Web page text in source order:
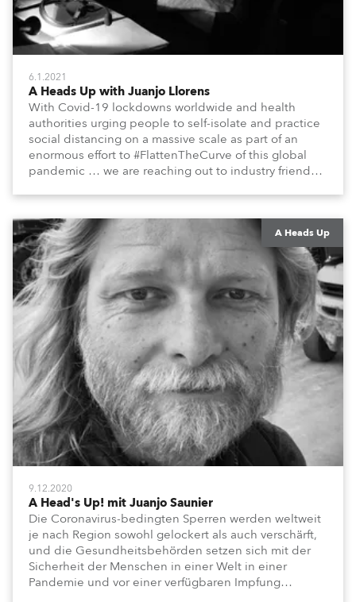
6.1.2021
A Heads Up with Juanjo Llorens
With Covid-19 lockdowns worldwide and health
authorities urging people to self-isolate and practice
social distancing on a massive scale as part of an
enormous effort to #FlattenTheCurve of this global
pandemic … we are reaching out to industry friends,
them to share their #StayAtHome and
#QuarantineAndChill activities with us during this
extraordinary time.
A Heads Up
9.12.2020
A Head's Up! mit Juanjo Saunier
Die Coronavirus-bedingten Sperren werden weltweit
je nach Region sowohl gelockert als auch verschärft,
und die Gesundheitsbehörden setzen sich mit der
Sicherheit der Menschen in einer Welt in einer
Pandemie und vor einer verfügbaren Impfung